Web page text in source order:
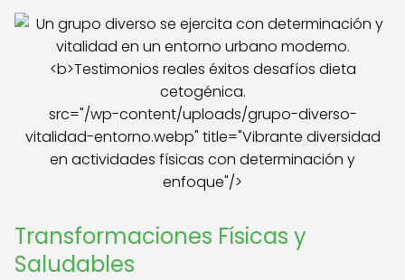
src="/wp-content/uploads/grupo-diverso-
vitalidad-entorno.webp" title="Vibrante diversidad
en actividades físicas con determinación y
enfoque"/>
Transformaciones Físicas y
Saludables